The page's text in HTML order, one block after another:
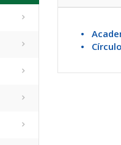
•
•